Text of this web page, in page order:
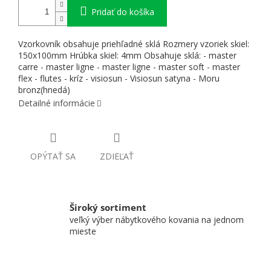
Pridať do košíka
Vzorkovník obsahuje priehľadné sklá Rozmery vzoriek skiel:
150x100mm Hrúbka skiel: 4mm Obsahuje sklá: - master
carre - master ligne - master ligne - master soft - master
flex - flutes - kríz - visiosun - Visiosun satyna - Moru
bronz(hnedá)
Detailné informácie
OPÝTAŤ SA ZDIEĽAŤ
Široký sortiment
veľký výber nábytkového kovania na jednom
mieste